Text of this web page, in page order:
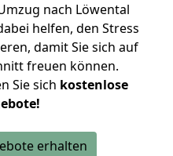
nach Löwental
helfen, den Stress
damit Sie sich auf
freuen können.
Sie sich kostenlose
erhalten